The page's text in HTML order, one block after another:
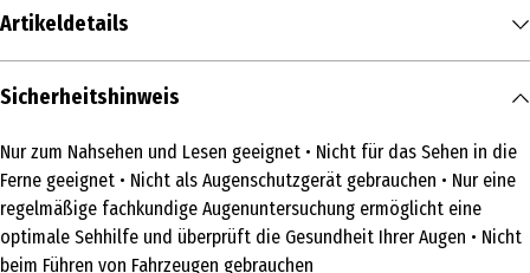
Artikeldetails
Inhalt
Medizinprodukt
Ja
Produkttyp
Sicherheitshinweis
Nur zum Nahsehen und Lesen geeignet • Nicht für das Sehen in die
Ferne geeignet • Nicht als Augenschutzgerät gebrauchen • Nur eine
regelmäßige fachkundige Augenuntersuchung ermöglicht eine
optimale Sehhilfe und überprüft die Gesundheit Ihrer Augen • Nicht
beim Führen von Fahrzeugen gebrauchen